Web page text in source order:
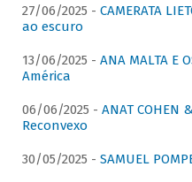
27/06/2025 - CAMERATA
ao escuro
13/06/2025 - ANA MALTA E
América
06/06/2025 - ANAT COHEN
Reconvexo
30/05/2025 - SAMUEL